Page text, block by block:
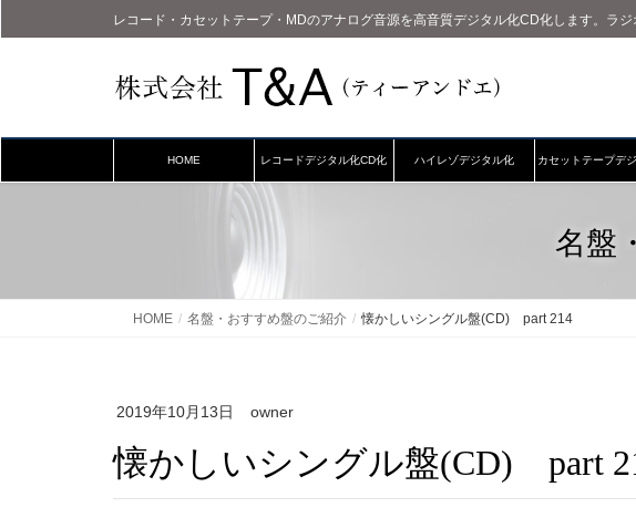
レコード・カセットテープ・MDのアナログ音源を高音質デジタル化CD化します。ラ
HOME レコードデジタル化CD化 ハイレゾデジタル化 カセットテープデ
名盤
HOME 名盤・おすすめ盤のご紹介 懐かしいシングル盤(CD) part 214
2019年10月13日 owner
懐かしいシングル盤(CD) part